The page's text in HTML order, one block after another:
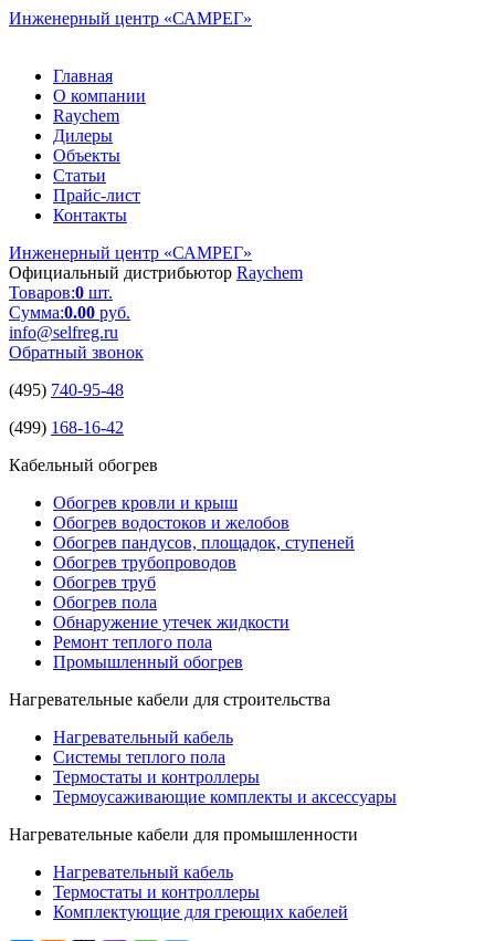
Инженерный центр «САМРЕГ»
Главная
О компании
Raychem
Дилеры
Объекты
Статьи
Прайс-лист
Контакты
Инженерный центр «САМРЕГ»
Официальный дистрибьютор Raychem
Товаров:0 шт.
Сумма:0.00 руб.
info@selfreg.ru
Обратный звонок
(495) 740-95-48
(499) 168-16-42
Кабельный обогрев
Обогрев кровли и крыш
Обогрев водостоков и желобов
Обогрев пандусов, площадок, ступеней
Обогрев трубопроводов
Обогрев труб
Обогрев пола
Обнаружение утечек жидкости
Ремонт теплого пола
Промышленный обогрев
Нагревательные кабели для строительства
Нагревательный кабель
Системы теплого пола
Термостаты и контроллеры
Термоусаживающие комплекты и аксессуары
Нагревательные кабели для промышленности
Нагревательный кабель
Термостаты и контроллеры
Комплектующие для греющих кабелей